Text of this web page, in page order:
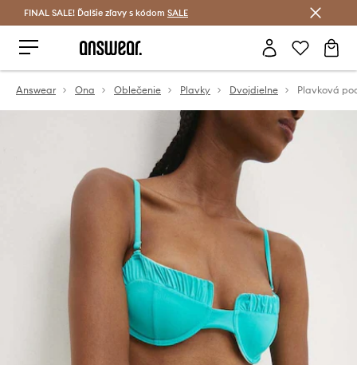
Šetrite s Answear Club >
FINAL SALE! Ďalšie zľavy s kódom SALE
Answear Ona Oblečenie Plavky Dvojdielne